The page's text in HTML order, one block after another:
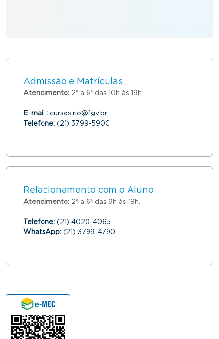
Admissão e Matrículas
Atendimento: 2ª a 6ª das 10h às 19h.
E-mail : cursos.rio@fgv.br
Telefone: (21) 3799-5900
Relacionamento com o Aluno
Atendimento: 2ª a 6ª das 9h às 18h.
Telefone: (21) 4020-4065
WhatsApp: (21) 3799-4790